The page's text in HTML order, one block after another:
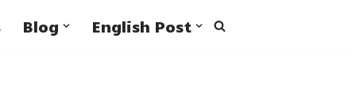
Blog English Post